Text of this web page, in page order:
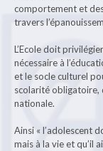
comportement et
travers
L’Ecole doit
nécessaire à
et le socle culturel
scolarité obligatoire,
nationale.
Ainsi « l’adolescent
mais à la vie et qu’il